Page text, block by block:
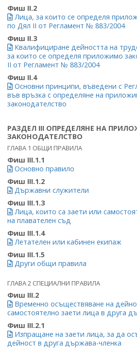
Фиш II.2
Лица, за които се определя
по Дял II от Регламент № 883/2004
Фиш II.3
Квалифициране дейността на
за които се определя приложимо
II от Регламент № 883/2004
Фиш II.4
Основни принципи, въведени с
във връзка с определяне на
законодателство
РАЗДЕЛ III ОПРЕДЕЛЯНЕ НА
ЗАКОНОДАТЕЛСТВО
ГЛАВА 1 ОБЩИ ПРАВИЛА
Фиш III.1.1
Основно правило
Фиш III.1.2
Държавни служители
Фиш III.1.3
Лица, които са заети или
на плавателен съд
Фиш III.1.4
Летателeн или кабинен екипаж
Фиш III.1.5
Други общи правила
ГЛАВА 2 СПЕЦИАЛНИ ПРАВИЛА
Фиш III.2
Временно осъществяване на
самостоятелно заети лица в друга
Фиш III.2.1
Изпращане на заети лица, за да
дейност в друга държава-членка